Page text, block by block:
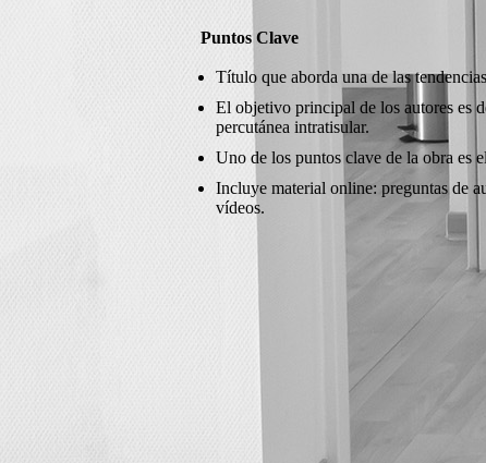
Puntos Clave
Título que aborda una de las
El objetivo principal de los autores es
percutánea intratisular.
Uno de los puntos clave de la obra es
Incluye material online: preguntas de
vídeos.